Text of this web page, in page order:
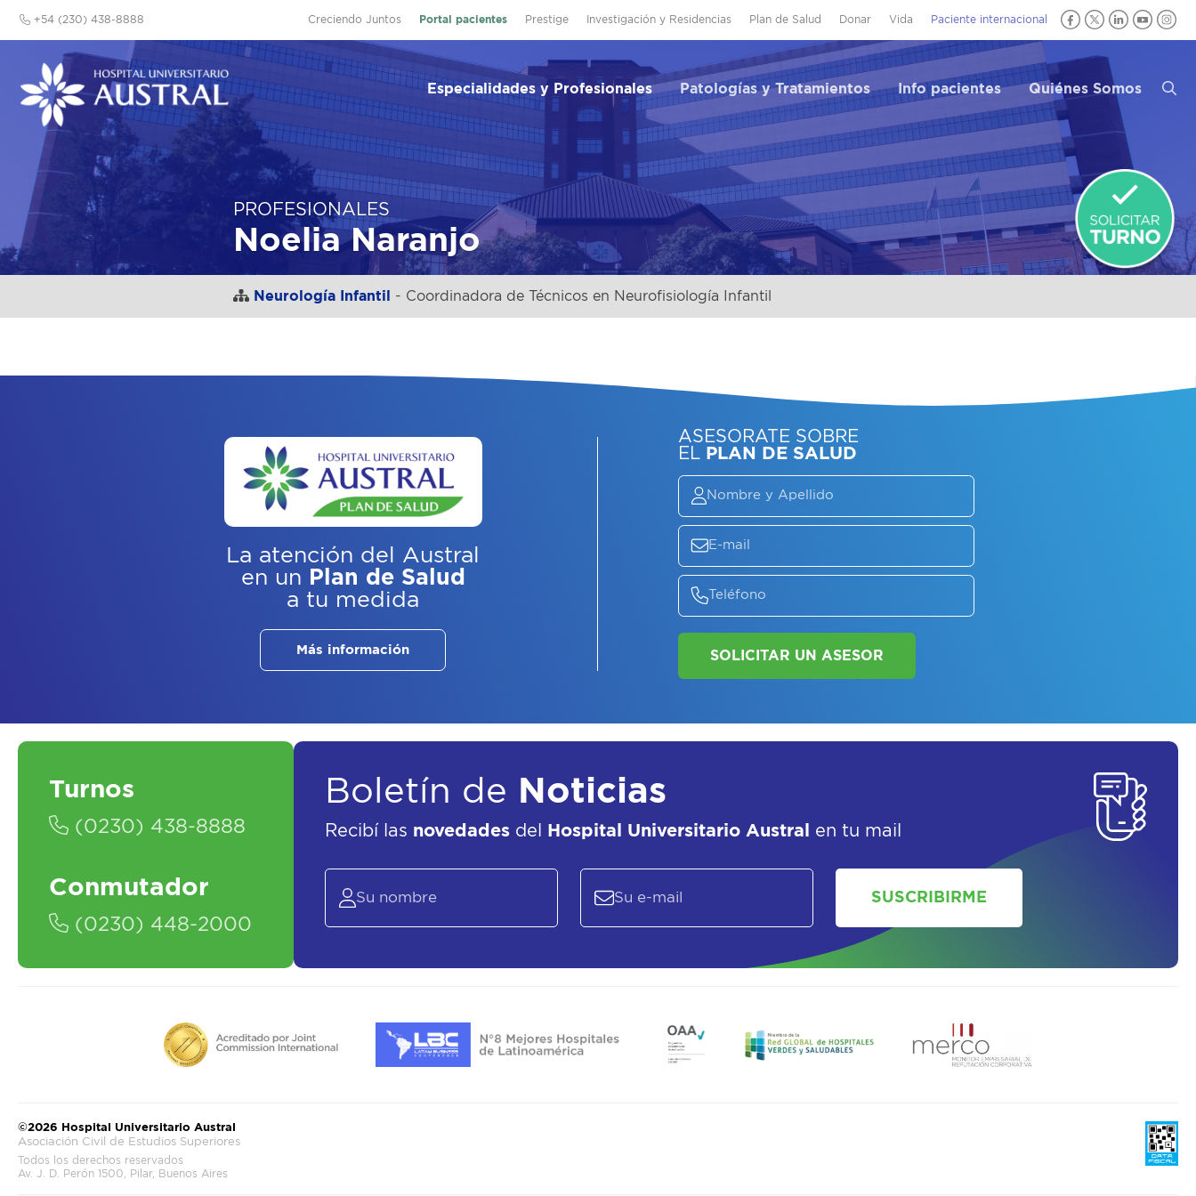
Creciendo Juntos Portal pacientes Prestige Investigación y Residencias Plan de Salud Donar Vida Paciente internacional
+54 (230) 438-8888
Especialidades y Profesionales Patologías y Tratamientos Info pacientes Quiénes Somos
PROFESIONALES
Noelia Naranjo
Neurología Infantil - Coordinadora de Técnicos en Neurofisiología Infantil
La atención del Austral
en un Plan de Salud
a tu medida
Más información
ASESORATE SOBRE
EL PLAN DE SALUD
SOLICITAR UN ASESOR
Turnos
(0230) 438-8888
Conmutador
(0230) 448-2000
Boletín de Noticias
Recibí las novedades del Hospital Universitario Austral en tu mail
SUSCRIBIRME
©2026 Hospital Universitario Austral
Asociación Civil de Estudios Superiores
Todos los derechos reservados
Av. J. D. Perón 1500, Pilar, Buenos Aires